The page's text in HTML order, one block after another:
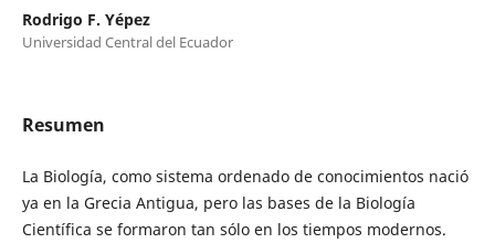
Rodrigo F. Yépez
Universidad Central del Ecuador
Resumen
La Biología, como sistema ordenado de conocimientos nació
ya en la Grecia Antigua, pero las bases de la Biología
Científica se formaron tan sólo en los tiempos modernos.